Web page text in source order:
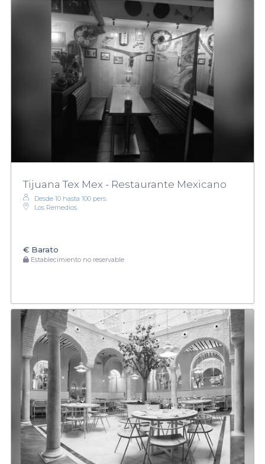
Tijuana Tex Mex - Restaurante Mexicano
Desde 10 hasta 100 pers.
Los Remedios
€ Barato
Establecimiento no reservable